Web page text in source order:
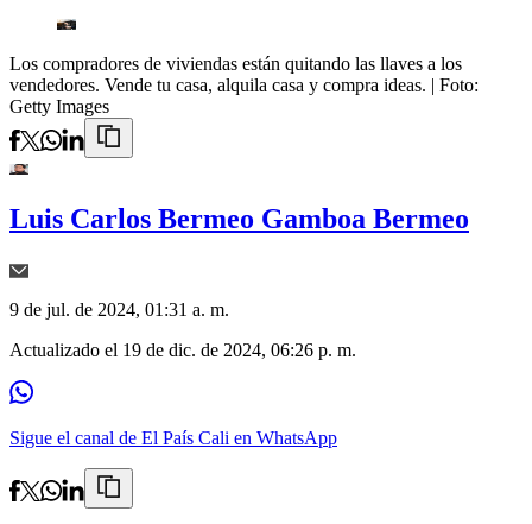
Los compradores de viviendas están quitando las llaves a los
vendedores. Vende tu casa, alquila casa y compra ideas. | Foto:
Getty Images
Luis Carlos Bermeo Gamboa Bermeo
9 de jul. de 2024, 01:31 a. m.
Actualizado el 19 de dic. de 2024, 06:26 p. m.
Sigue el canal de El País Cali en WhatsApp